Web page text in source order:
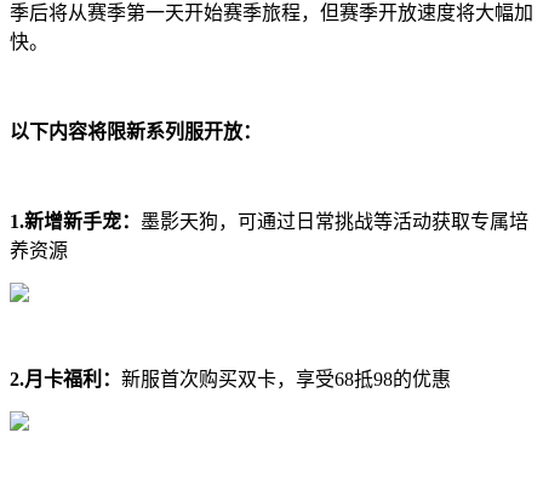
季后将从赛季第一天开始赛季旅程，但赛季开放速度将大幅加
快。
以下内容将限新系列服开放：
1.新增新手宠： 墨影天狗，可通过日常挑战等活动获取专属培
养资源
2.月卡福利： 新服首次购买双卡，享受68抵98的优惠